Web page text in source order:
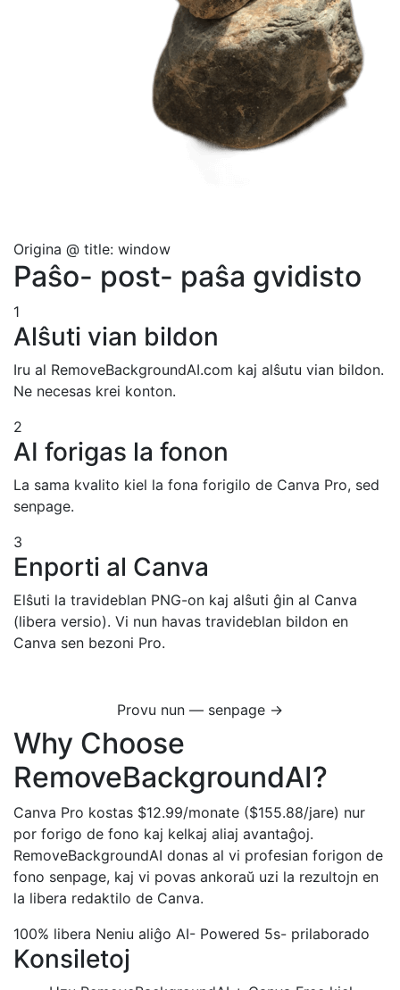
Origina @ title: window
Paŝo- post- paŝa gvidisto
1
Alŝuti vian bildon
Iru al RemoveBackgroundAI.com kaj alŝutu vian bildon.
Ne necesas krei konton.
2
AI forigas la fonon
La sama kvalito kiel la fona forigilo de Canva Pro, sed
senpage.
3
Enporti al Canva
Elŝuti la travideblan PNG-on kaj alŝuti ĝin al Canva
(libera versio). Vi nun havas travideblan bildon en
Canva sen bezoni Pro.
Provu nun — senpage →
Why Choose
RemoveBackgroundAI?
Canva Pro kostas $12.99/monate ($155.88/jare) nur
por forigo de fono kaj kelkaj aliaj avantaĝoj.
RemoveBackgroundAI donas al vi profesian forigon de
fono senpage, kaj vi povas ankoraŭ uzi la rezultojn en
la libera redaktilo de Canva.
100% libera Neniu aliĝo AI- Powered 5s- prilaborado
Konsiletoj